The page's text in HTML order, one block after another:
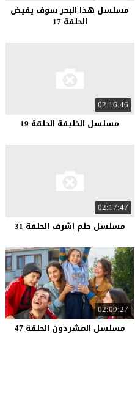
مسلسل هذا البحر سوف يفيض
الحلقة 17
02:16:46
مسلسل الخليفة الحلقة 19
02:17:47
مسلسل حلم اشرف الحلقة 31
02:09:27
مسلسل المشردون الحلقة 47